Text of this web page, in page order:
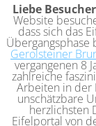
Liebe
Website
dass sich das
Gerolsteiner
vergangenen 8
zahlreiche
Arbeiten in der
unschätzbare
herzlichsten
Eifelportal von